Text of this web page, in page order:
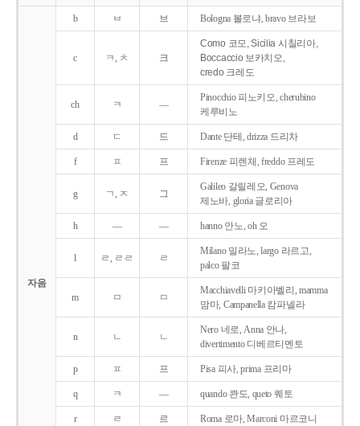
자음
b ㅂ 브 Bologna 볼로냐, bravo 브라보
c ㅋ, ㅊ 크
Como 코모, Sicilia 시칠리아,
Boccaccio 보카치오,
credo 크레도
ch ㅋ ―
Pinocchio 피노키오, cherubino
케루비노
d ㄷ 드 Dante 단테, drizza 드리차
f ㅍ 프 Firenze 피렌체, freddo 프레도
g ㄱ, ㅈ 그
Galileo 갈릴레오, Genova
제노바, gloria 글로리아
h ― ― hanno 안노, oh 오
l ㄹ, ㄹㄹ ㄹ
Milano 밀라노, largo 라르고,
palco 팔코
m ㅁ ㅁ
Macchiavelli 마키아벨리, mamma
맘마, Campanella 캄파넬라
n ㄴ ㄴ
Nero 네로, Anna 안나,
divertimento 디베르티멘토
p ㅍ 프 Pisa 피사, prima 프리마
q ㅋ ― quando 콴도, queto 퀘토
r ㄹ 르 Roma 로마, Marconi 마르코니